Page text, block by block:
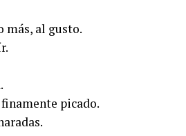
más, al gusto.
picado.